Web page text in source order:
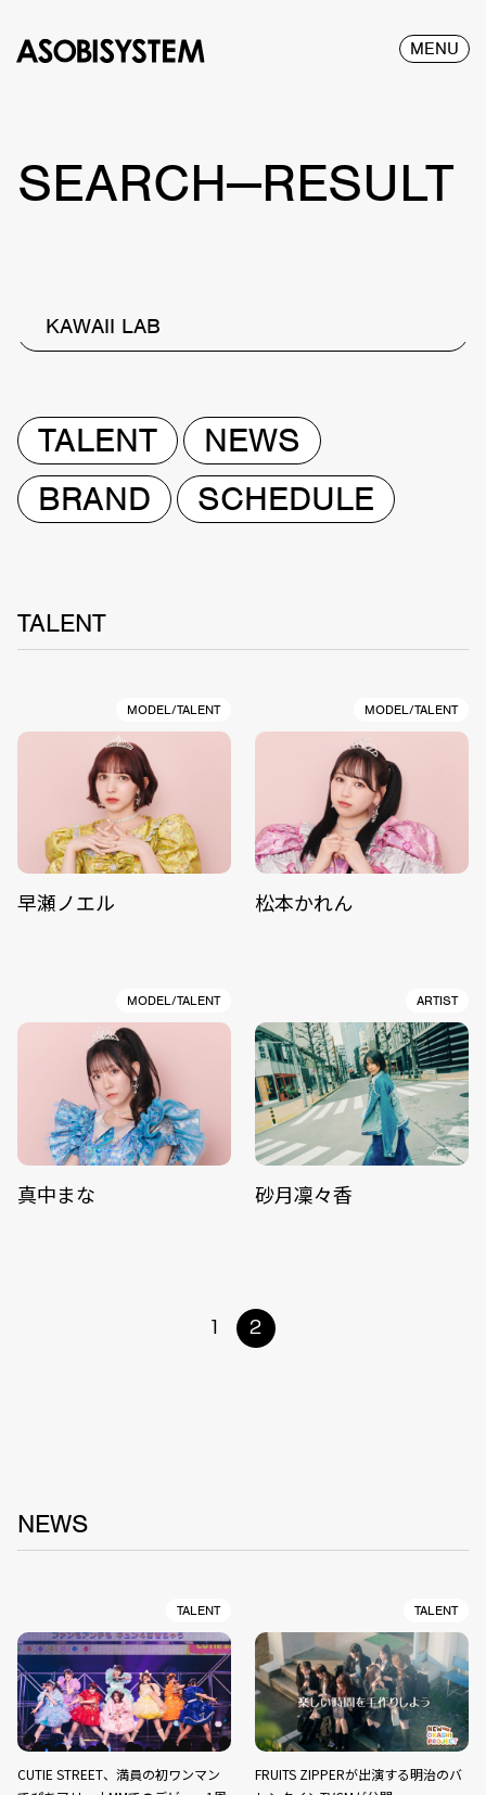
MENU
SEARCH—RESULT
KAWAII LAB
TALENT
NEWS
BRAND
SCHEDULE
TALENT
MODEL/TALENT
早瀬ノエル
MODEL/TALENT
松本かれん
MODEL/TALENT
真中まな
ARTIST
砂月凜々香
1 2
NEWS
TALENT
CUTIE STREET、満員の初ワンマン
TALENT
FRUITS ZIPPERが出演する明治のバ